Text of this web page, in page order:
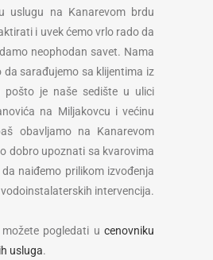
uslugu na Kanarevom brdu
i uvek ćemo vrlo rado da
neophodan savet. Nama
da sarađujemo sa klijentima iz
pošto je naše sedište u ulici
na Miljakovcu i većinu
obavljamo na Kanarevom
dobro upoznati sa kvarovima
naiđemo prilikom izvođenja
intervencija.
pogledati u cenovniku
usluga.